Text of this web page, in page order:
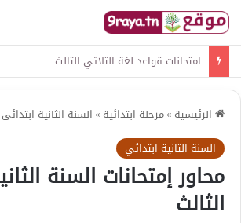
امتحانات قواعد لغة الثلاثي الثالث
الرئيسية »مرحلة ابتدائية »السنة الثانية ابتدائي
السنة الثانية ابتدائي
محاور إمتحانات السنة
الثالث